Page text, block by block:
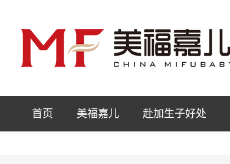
首页 美福嘉儿 赴加生子好处